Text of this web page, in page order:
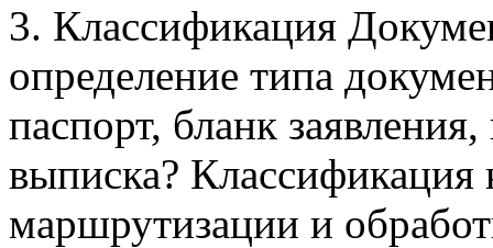
3. Классификация
определение типа
паспорт, бланк
выписка? Классификация
маршрутизации и